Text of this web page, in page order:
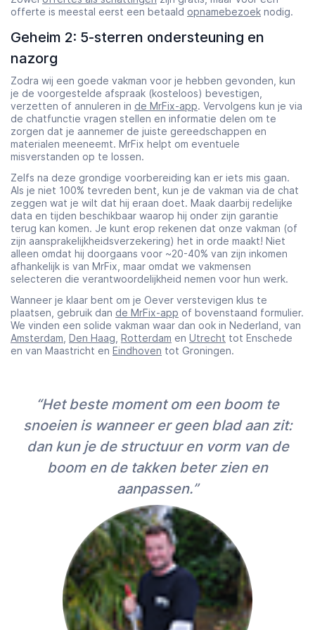
offerte is meestal eerst een betaald opnamebezoek nodig.
Geheim 2: 5-sterren ondersteuning en
nazorg
Zodra wij een goede vakman voor je hebben gevonden, kun
je de voorgestelde afspraak (kosteloos) bevestigen,
verzetten of annuleren in de MrFix-app. Vervolgens kun je via
de chatfunctie vragen stellen en informatie delen om te
zorgen dat je aannemer de juiste gereedschappen en
materialen meeneemt. MrFix helpt om eventuele
misverstanden op te lossen.
Zelfs na deze grondige voorbereiding kan er iets mis gaan.
Als je niet 100% tevreden bent, kun je de vakman via de chat
zeggen wat je wilt dat hij eraan doet. Maak daarbij redelijke
data en tijden beschikbaar waarop hij onder zijn garantie
terug kan komen. Je kunt erop rekenen dat onze vakman (of
zijn aansprakelijkheidsverzekering) het in orde maakt! Niet
alleen omdat hij doorgaans voor ~20-40% van zijn inkomen
afhankelijk is van MrFix, maar omdat we vakmensen
selecteren die verantwoordelijkheid nemen voor hun werk.
Wanneer je klaar bent om je Oever verstevigen klus te
plaatsen, gebruik dan de MrFix-app of bovenstaand formulier.
We vinden een solide vakman waar dan ook in Nederland, van
Amsterdam Den Haag Rotterdam en Utrecht tot Enschede
en van Maastricht en Eindhoven tot Groningen.
“Het beste moment om een boom te
snoeien is wanneer er geen blad aan zit:
dan kun je de structuur en vorm van de
boom en de takken beter zien en
aanpassen.”